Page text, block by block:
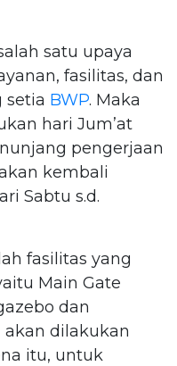
satu upaya
fasilitas, dan
setia BWP. Maka
hari Jum’at
pengerjaan
kembali
Sabtu s.d.
fasilitas yang
Main Gate
dan
akan dilakukan
itu, untuk